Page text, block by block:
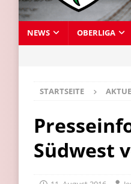
NEWS OBERLIGA
STARTSEITE
Südwest